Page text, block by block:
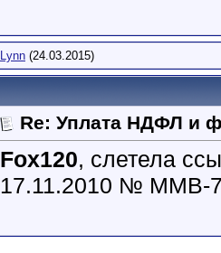
Lynn (24.03.2015)
Re: Уплата НДФЛ и
Fox120, слетела
17.11.2010 № ММВ-